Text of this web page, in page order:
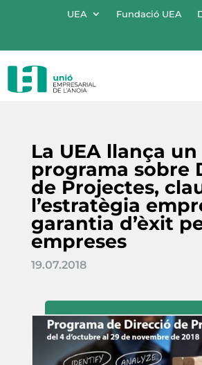
UEA Fundació UEA
La UEA llança un
programa sobre
de Projectes,
l’estratègia
garantia d’èxit
empreses
19.07.2018